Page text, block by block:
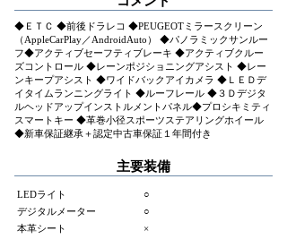
◆ＥＴＣ ◆前後ドラレコ ◆PEUGEOTミラースクリーン
（AppleCarPlay／AndroidAuto） ◆パノラミックサンルー
フ◆アクティブセーフティブレーキ ◆アクティブクルー
ズコントロール ◆レーンポジショニングアシスト ◆レー
ンキープアシスト ◆ワイドバックアイカメラ ◆ＬＥＤデ
イタイムランニングライト ◆ルーフレール ◆３Ｄデジタ
ルヘッドアップインストルメントパネル◆プロシキミティ
スマートキー ◆革巻小径スポーツステアリングホイール
◆新車保証継承＋認定中古車保証１年間付き
主要装備
LEDライト
○
デジタルメーター
○
本革シート
×